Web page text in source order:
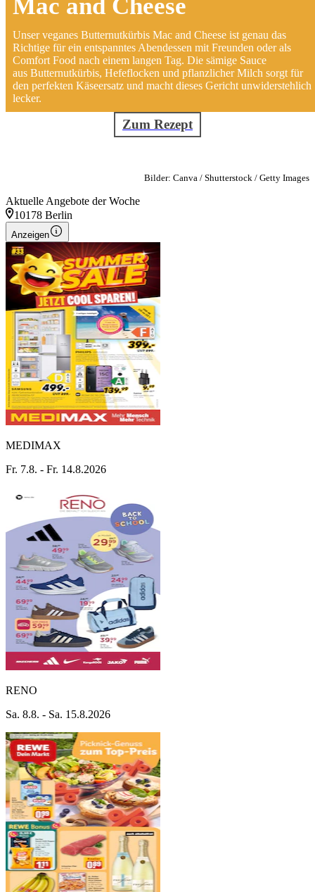
Mac and Cheese
Unser veganes Butternutkürbis Mac and Cheese ist genau das
Richtige für ein entspanntes Abendessen mit Freunden oder als
Comfort Food nach einem langen Tag. Die sämige Sauce
aus Butternutkürbis, Hefeflocken und pflanzlicher Milch sorgt für
den perfekten Käseersatz und macht dieses Gericht unwiderstehlich
lecker.
Zum Rezept
Bilder: Canva / Shutterstock / Getty Images
Aktuelle Angebote der Woche
10178 Berlin
Anzeigen
MEDIMAX
Fr. 7.8. - Fr. 14.8.2026
RENO
Sa. 8.8. - Sa. 15.8.2026